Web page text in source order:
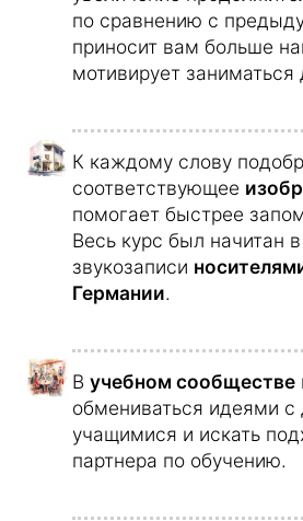
немецки.
Это поможет вам
слова.
Занимаясь по этому
научитесьсвободно
немецки.
Вы сможете понимать
забудетеих никогда.
Вам будет легко
общаться на немецком.
Заказать курс
сразу начать